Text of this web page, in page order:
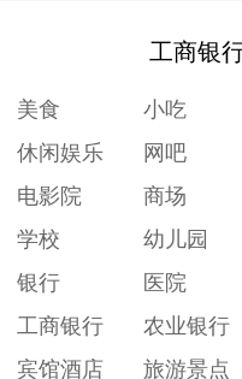
工商银
美食 小吃
休闲娱乐
网吧
电影院
商场
学校
幼儿园
银行
医院
工商银行
农业银行
宾馆酒店
旅游景点